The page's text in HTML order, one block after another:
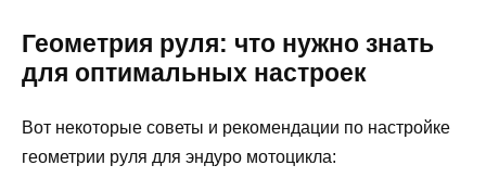
Геометрия руля: что нужно знать
для оптимальных настроек
Вот некоторые советы и рекомендации по настройке
геометрии руля для эндуро мотоцикла: